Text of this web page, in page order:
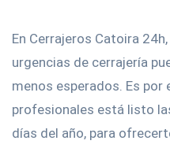
En Cerrajeros Catoira
urgencias de cerrajería
menos esperados. Es
profesionales está listo
días del año, para